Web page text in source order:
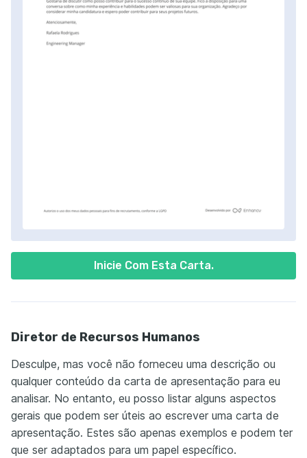
Inicie Com Esta Carta.
Diretor de Recursos Humanos
Desculpe, mas você não forneceu uma descrição ou
qualquer conteúdo da carta de apresentação para eu
analisar. No entanto, eu posso listar alguns aspectos
gerais que podem ser úteis ao escrever uma carta de
apresentação. Estes são apenas exemplos e podem ter
que ser adaptados para um papel específico.